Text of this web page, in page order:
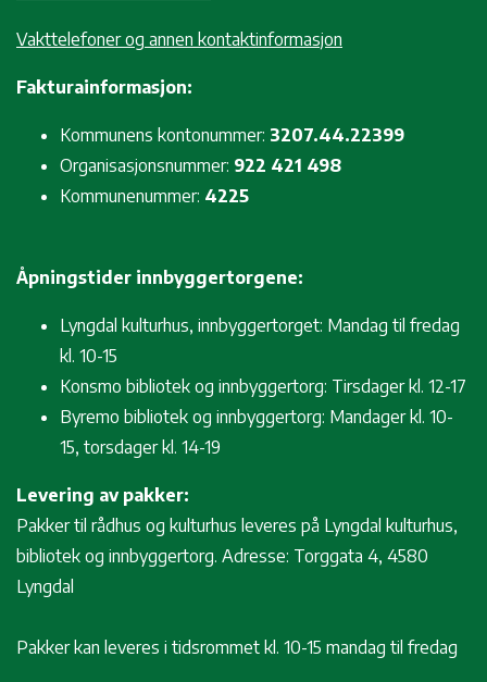
Vakttelefoner og annen kontaktinformasjon
Fakturainformasjon:
Kommunens kontonummer: 3207.44.22399
Organisasjonsnummer: 922 421 498
Kommunenummer: 4225
Åpningstider innbyggertorgene:
Lyngdal kulturhus, innbyggertorget: Mandag til fredag
kl. 10-15
Konsmo bibliotek og innbyggertorg: Tirsdager kl. 12-17
Byremo bibliotek og innbyggertorg: Mandager kl. 10-
15, torsdager kl. 14-19
Levering av pakker:
Pakker til rådhus og kulturhus leveres på Lyngdal kulturhus,
bibliotek og innbyggertorg. Adresse: Torggata 4, 4580
Lyngdal
Pakker kan leveres i tidsrommet kl. 10-15 mandag til fredag